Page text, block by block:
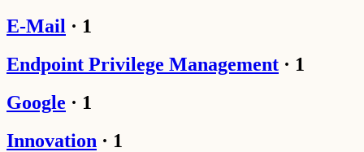
E-Mail · 1
Endpoint Privilege Management · 1
Google · 1
Innovation · 1